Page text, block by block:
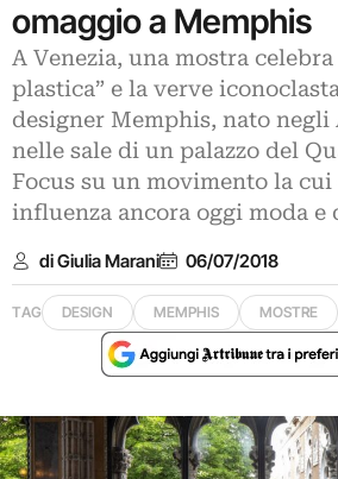
omaggio a Memphis
A Venezia, una mostra
plastica” e la verve
designer Memphis, nato
nelle sale di un palazzo del
Focus su un movimento la cui
influenza ancora oggi moda e
di Giulia Marani 06/07/2018
TAG DESIGN MEMPHIS MOSTRE